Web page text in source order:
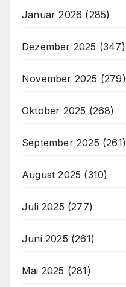
Januar 2026 (285)
Dezember 2025 (347)
November 2025 (279)
Oktober 2025 (268)
September 2025 (261)
August 2025 (310)
Juli 2025 (277)
Juni 2025 (261)
Mai 2025 (281)